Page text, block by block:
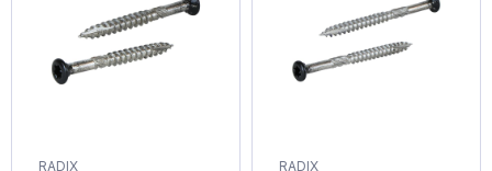
RADIX RADIX